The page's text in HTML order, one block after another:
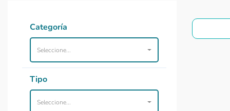
Categoría
Seleccione...
Tipo
Seleccione...